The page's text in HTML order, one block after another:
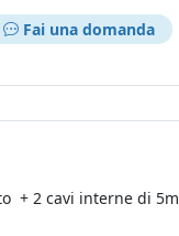
Fai una domanda
+ 2 cavi interne di 5m